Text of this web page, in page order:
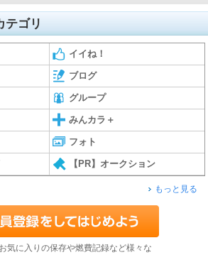
テゴリ
イイね！
ブログ
グループ
みんカラ＋
フォト
【PR】オークション
もっと見る
気に入りの保存や燃費記録など様々な